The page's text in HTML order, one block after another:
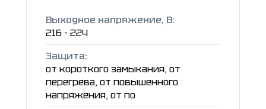
Выходное напряжение, В:
216 - 224
Защита:
от короткого замыкания, от
перегрева, от повышенного
напряжения, от по